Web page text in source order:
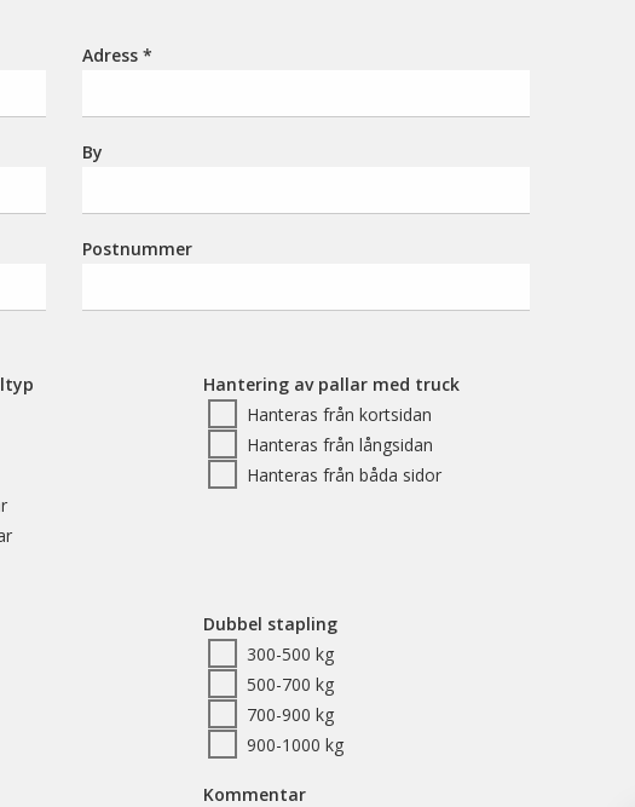
Adress *
By
Postnummer
Hantering av pallar med truck
Hanteras från kortsidan
Hanteras från långsidan
Hanteras från båda sidor
Dubbel stapling
300-500 kg
500-700 kg
700-900 kg
900-1000 kg
Kommentar